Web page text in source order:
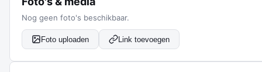
Nog geen foto's beschikbaar.
Foto uploaden Link toevoegen